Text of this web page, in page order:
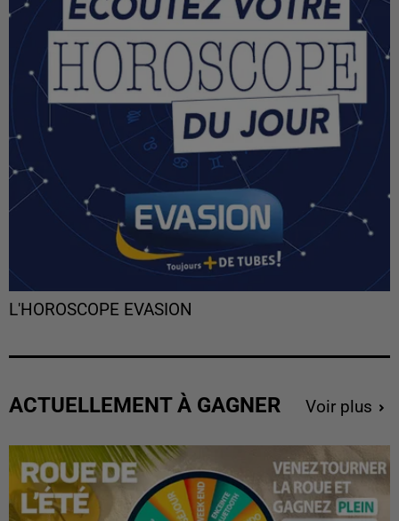
L'HOROSCOPE EVASION
ACTUELLEMENT À GAGNER Voir plus